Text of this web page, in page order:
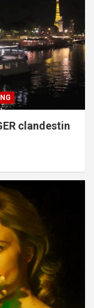
clandestin